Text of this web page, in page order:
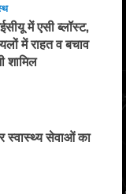
में एसी ब्लॉस्ट,
में राहत व बचाव
शामिल
स्वास्थ्य सेवाओं का